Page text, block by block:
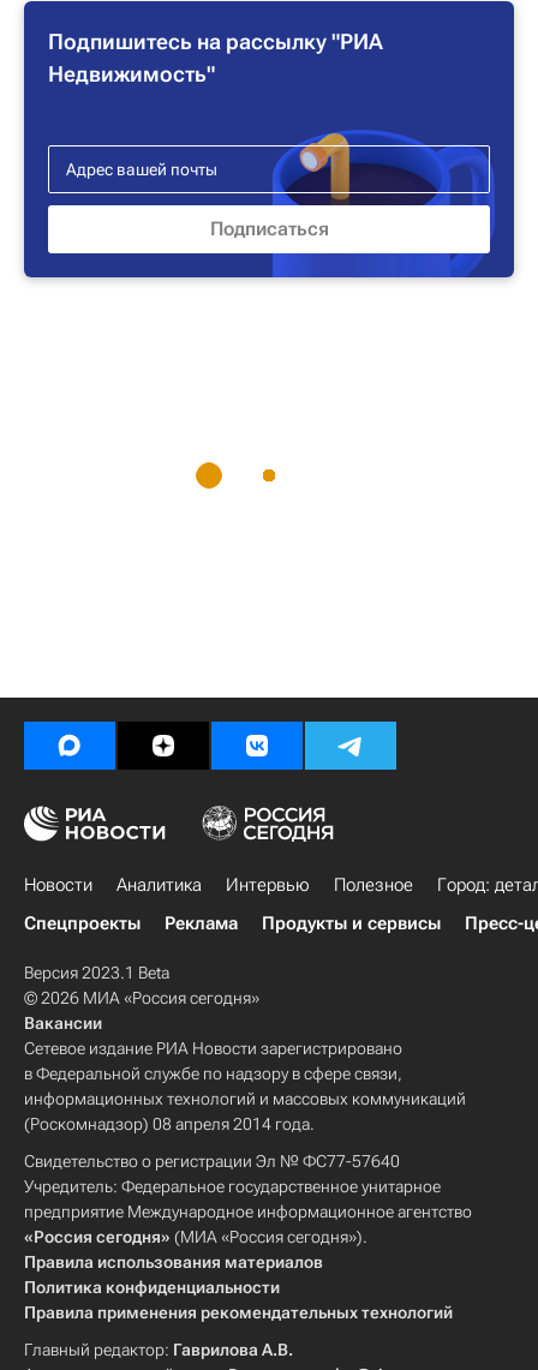
Подпишитесь на рассылку "РИА
Недвижимость"
Новости Аналитика Интервью Полезное
Город:
Спецпроекты
Реклама Продукты и сервисы Пресс-
Версия 2023.1 Beta
© 2026 МИА «Россия сегодня»
Вакансии
Сетевое издание РИА Новости зарегистрировано
в Федеральной службе по надзору в сфере связи,
информационных технологий и массовых коммуникаций
(Роскомнадзор) 08 апреля 2014 года.
Свидетельство о регистрации Эл № ФС77-57640
Учредитель: Федеральное государственное унитарное
предприятие Международное информационное агентство
«Россия сегодня» (МИА «Россия сегодня»).
Правила использования материалов
Политика конфиденциальности
Правила применения рекомендательных технологий
Главный редактор: Гаврилова А.В.